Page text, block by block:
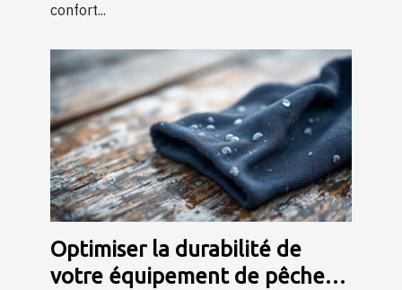
confort...
Optimiser la durabilité de
votre équipement de pêche